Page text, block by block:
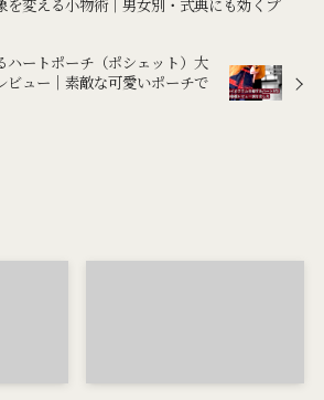
を変える小物術｜男女別・式典にも効くプ
ハートポーチ（ポシェット）大
ュー｜素敵な可愛いポーチで